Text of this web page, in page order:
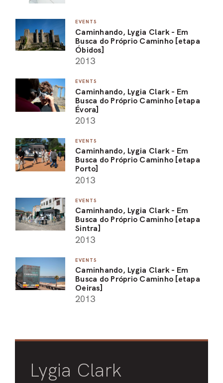
EVENTS
Caminhando, Lygia Clark - Em
Busca do Próprio Caminho [etapa
Óbidos]
2013
EVENTS
Caminhando, Lygia Clark - Em
Busca do Próprio Caminho [etapa
Évora]
2013
EVENTS
Caminhando, Lygia Clark - Em
Busca do Próprio Caminho [etapa
Porto]
2013
EVENTS
Caminhando, Lygia Clark - Em
Busca do Próprio Caminho [etapa
Sintra]
2013
EVENTS
Caminhando, Lygia Clark - Em
Busca do Próprio Caminho [etapa
Oeiras]
2013
Lygia Clark